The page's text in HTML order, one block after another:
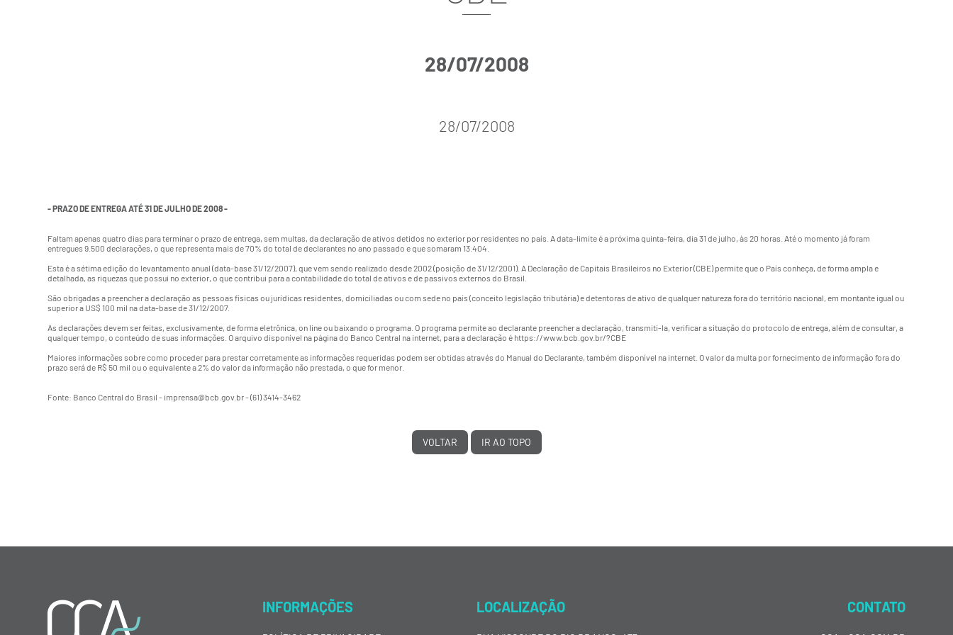
28/07/2008
28/07/2008
- PRAZO DE ENTREGA ATÉ 31 DE JULHO DE 2008 -
Faltam apenas quatro dias para terminar o prazo de entrega, sem multas, da declaração de ativos detidos no exterior por residentes no país. A data-limite é a próxima quinta-feira, dia 31 de julho, às 20 horas. Até o momento já foram
entregues 9.500 declarações, o que representa mais de 70% do total de declarantes no ano passado e que somaram 13.404.
Esta é a sétima edição do levantamento anual (data-base 31/12/2007), que vem sendo realizado desde 2002 (posição de 31/12/2001). A Declaração de Capitais Brasileiros no Exterior (CBE) permite que o País conheça, de forma ampla e
detalhada, as riquezas que possui no exterior, o que contribui para a contabilidade do total de ativos e de passivos externos do Brasil.
São obrigadas a preencher a declaração as pessoas físicas ou jurídicas residentes, domiciliadas ou com sede no país (conceito legislação tributária) e detentoras de ativo de qualquer natureza fora do território nacional, em montante igual ou
superior a US$ 100 mil na data-base de 31/12/2007.
As declarações devem ser feitas, exclusivamente, de forma eletrônica, on line ou baixando o programa. O programa permite ao declarante preencher a declaração, transmiti-la, verificar a situação do protocolo de entrega, além de consultar, a
qualquer tempo, o conteúdo de suas informações. O arquivo disponível na página do Banco Central na internet, para a declaração é https://www.bcb.gov.br/?CBE
Maiores informações sobre como proceder para prestar corretamente as informações requeridas podem ser obtidas através do Manual do Declarante, também disponível na internet. O valor da multa por fornecimento de informação fora do
prazo será de R$ 50 mil ou o equivalente a 2% do valor da informação não prestada, o que for menor.
Fonte: Banco Central do Brasil - imprensa@bcb.gov.br - (61) 3414-3462
VOLTAR IR AO TOPO
INFORMAÇÕES LOCALIZAÇÃO CONTATO